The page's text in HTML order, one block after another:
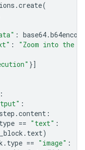
.create(
: base64.b64encode
:
"Zoom into the
}]
:
:
step .content :
type == "text" :
. text)
. type == "image" :